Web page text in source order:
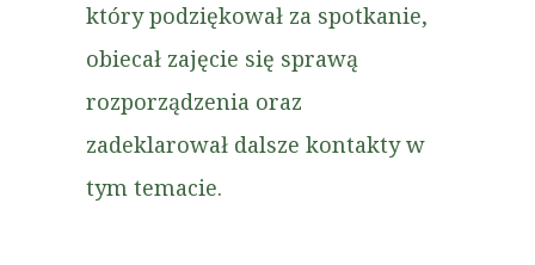
który podziękował za spotkanie,
obiecał zajęcie się sprawą
rozporządzenia oraz
zadeklarował dalsze kontakty w
tym temacie.